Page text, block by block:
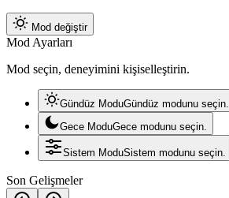
Mod değiştir
Mod Ayarları
Mod seçin, deneyimini kişiselleştirin.
Gündüz ModuGündüz modunu seçin.
Gece ModuGece modunu seçin.
Sistem ModuSistem modunu seçin.
Son Gelişmeler